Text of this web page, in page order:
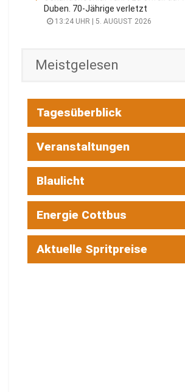
Duben. 70-Jährige verletzt
13:24 UHR | 5. AUGUST 2026
Meistgelesen
Tagesüberblick
Veranstaltungen
Blaulicht
Energie Cottbus
Aktuelle Spritpreise